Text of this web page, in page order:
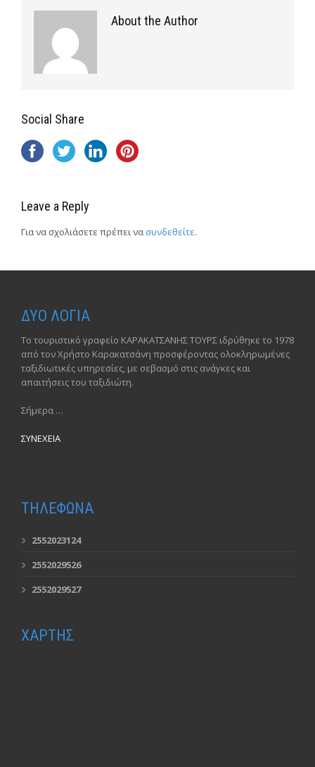
About the Author
Social Share
Leave a Reply
Για να σχολιάσετε πρέπει νασυνδεθείτε.
ΔΥΟ ΛΟΓΙΑ
Το τουριστικό γραφείο ΚΑΡΑΚΑΤΣΑΝΗΣ ΤΟΥΡΣ ιδρύθηκε το 1978
από τον Χρήστο Καρακατσάνη προσφέροντας ολοκληρωμένες
ταξιδιωτικές υπηρεσίες, με σεβασμό στις ανάγκες και
απαιτήσεις του ταξιδιώτη.
Σήμερα …
ΣΥΝΕΧΕΙΑ
ΤΗΛΕΦΩΝΑ
2552023124
2552029526
2552029527
ΧΑΡΤΗΣ